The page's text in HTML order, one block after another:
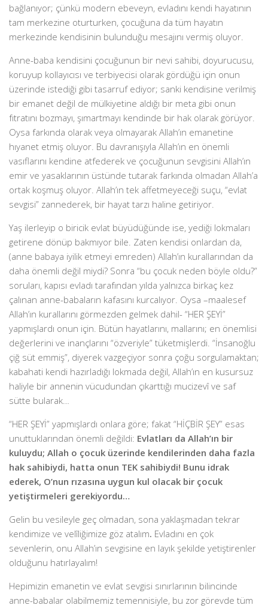
bağlanıyor; çünkü modern ebeveyn, evladını kendi hayatının
tam merkezine oturturken, çocuğuna da tüm hayatın
merkezinde kendisinin bulunduğu mesajını vermiş oluyor.
Anne-baba kendisini çocuğunun bir nevi sahibi, doyurucusu,
koruyup kollayıcısı ve terbiyecisi olarak gördüğü için onun
üzerinde istediği gibi tasarruf ediyor; sanki kendisine verilmiş
bir emanet değil de mülkiyetine aldığı bir meta gibi onun
fıtratını bozmayı, şımartmayı kendinde bir hak olarak görüyor.
Oysa farkında olarak veya olmayarak Allah’ın emanetine
hıyanet etmiş oluyor. Bu davranışıyla Allah’ın en önemli
vasıflarını kendine atfederek ve çocuğunun sevgisini Allah’ın
emir ve yasaklarının üstünde tutarak farkında olmadan Allah’a
ortak koşmuş oluyor. Allah’ın tek affetmeyeceği suçu, “evlat
sevgisi” zannederek, bir hayat tarzı haline getiriyor.
Yaş ilerleyip o biricik evlat büyüdüğünde ise, yediği lokmaları
getirene dönüp bakmıyor bile. Zaten kendisi onlardan da,
(anne babaya iyilik etmeyi emreden) Allah’ın kurallarından da
daha önemli değil miydi? Sonra “bu çocuk neden böyle oldu?”
soruları, kapısı evladı tarafından yılda yalnızca birkaç kez
çalınan anne-babaların kafasını kurcalıyor. Oysa –maalesef
Allah’ın kurallarını görmezden gelmek dahil- “HER ŞEYİ”
yapmışlardı onun için. Bütün hayatlarını, mallarını; en önemlisi
değerlerini ve inançlarını “özveriyle” tüketmişlerdi. “İnsanoğlu
çiğ süt emmiş”, diyerek vazgeçiyor sonra çoğu sorgulamaktan;
kabahati kendi hazırladığı lokmada değil, Allah’ın en kusursuz
haliyle bir annenin vücudundan çıkarttığı mucizevî ve saf
sütte bularak…
“HER ŞEYİ” yapmışlardı onlara göre; fakat “HİÇBİR ŞEY” esas
unuttuklarından önemli değildi: Evlatları da Allah’ın bir
kuluydu; Allah o çocuk üzerinde kendilerinden daha fazla
hak sahibiydi, hatta onun TEK sahibiydi! Bunu idrak
ederek, O’nun rızasına uygun kul olacak bir çocuk
yetiştirmeleri gerekiyordu…
Gelin bu vesileyle geç olmadan, sona yaklaşmadan tekrar
kendimize ve velîliğimize göz atalım. Evladını en çok
sevenlerin, onu Allah’ın sevgisine en layık şekilde yetiştirenler
olduğunu hatırlayalım!
Hepimizin emanetin ve evlat sevgisi sınırlarının bilincinde
anne-babalar olabilmemiz temennisiyle, bu zor görevde tüm